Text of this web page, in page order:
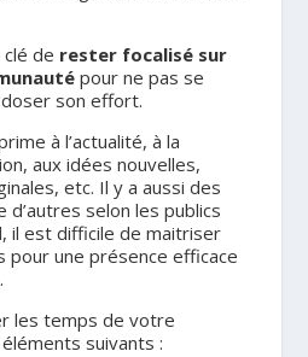
de rester focalisé sur
pour ne pas se
son effort.
à l’actualité, à la
aux idées nouvelles,
etc. Il y a aussi des
selon les publics
il est difficile de maitriser
pour une présence efficace
les temps de votre
suivants :